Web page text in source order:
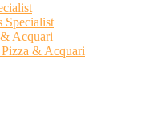
Specialist
Acquari
& Acquari